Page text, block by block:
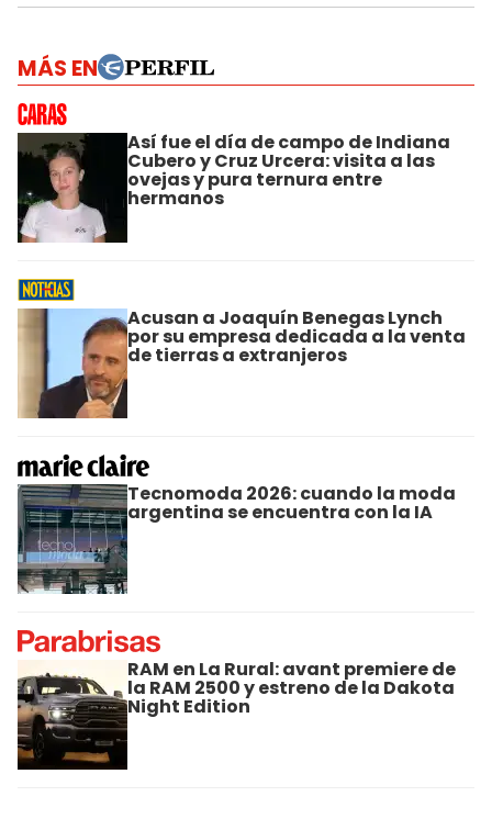
MÁS EN
Así fue el día de campo de Indiana
Cubero y Cruz Urcera: visita a las
ovejas y pura ternura entre
hermanos
Acusan a Joaquín Benegas Lynch
por su empresa dedicada a la venta
de tierras a extranjeros
Tecnomoda 2026: cuando la moda
argentina se encuentra con la IA
RAM en La Rural: avant premiere de
la RAM 2500 y estreno de la Dakota
Night Edition